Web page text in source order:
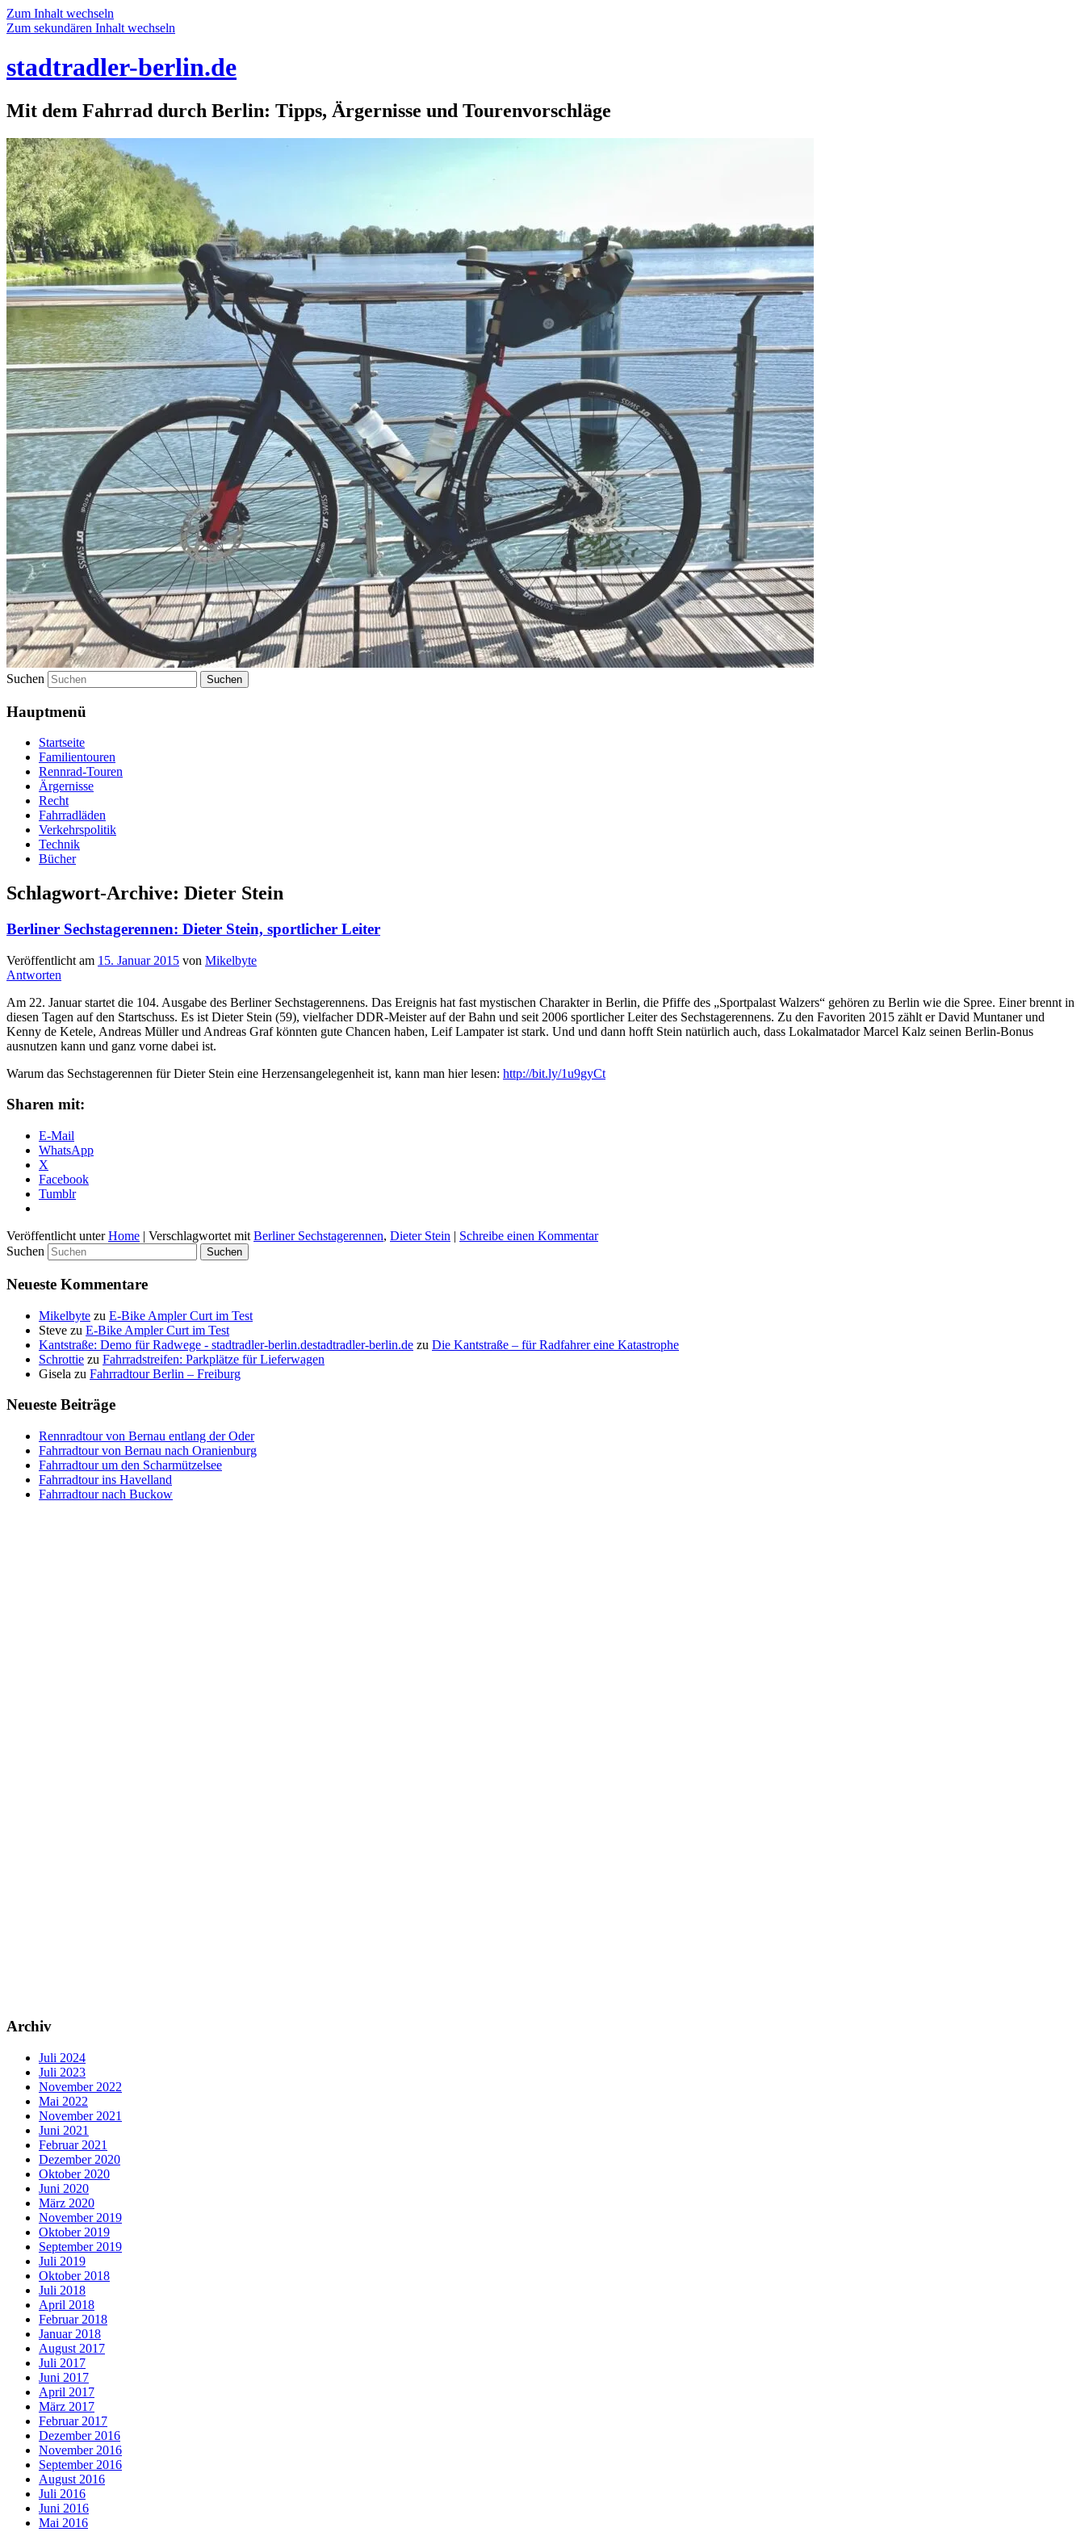
Zum Inhalt wechseln
Zum sekundären Inhalt wechseln
stadtradler-berlin.de
Mit dem Fahrrad durch Berlin: Tipps, Ärgernisse und Tourenvorschläge
Suchen
Hauptmenü
Startseite
Familientouren
Rennrad-Touren
Ärgernisse
Recht
Fahrradläden
Verkehrspolitik
Technik
Bücher
Schlagwort-Archive: Dieter Stein
Berliner Sechstagerennen: Dieter Stein, sportlicher Leiter
Veröffentlicht am 15. Januar 2015 von Mikelbyte
Antworten
Am 22. Januar startet die 104. Ausgabe des Berliner Sechstagerennens. Das Ereignis hat fast mystischen Charakter in Berlin, die Pfiffe des „Sportpalast Walzers“ gehören zu Berlin wie die Spree. Einer brennt in
diesen Tagen auf den Startschuss. Es ist Dieter Stein (59), vielfacher DDR-Meister auf der Bahn und seit 2006 sportlicher Leiter des Sechstagerennens. Zu den Favoriten 2015 zählt er David Muntaner und
Kenny de Ketele, Andreas Müller und Andreas Graf könnten gute Chancen haben, Leif Lampater ist stark. Und und dann hofft Stein natürlich auch, dass Lokalmatador Marcel Kalz seinen Berlin-Bonus
ausnutzen kann und ganz vorne dabei ist.
Warum das Sechstagerennen für Dieter Stein eine Herzensangelegenheit ist, kann man hier lesen: http://bit.ly/1u9gyCt
Sharen mit:
E-Mail
WhatsApp
X
Facebook
Tumblr
Veröffentlicht unter Home | Verschlagwortet mit Berliner Sechstagerennen, Dieter Stein | Schreibe einen Kommentar
Suchen
Neueste Kommentare
Mikelbyte zu E-Bike Ampler Curt im Test
Steve zu E-Bike Ampler Curt im Test
Kantstraße: Demo für Radwege - stadtradler-berlin.destadtradler-berlin.de zu Die Kantstraße – für Radfahrer eine Katastrophe
Schrottie zu Fahrradstreifen: Parkplätze für Lieferwagen
Gisela zu Fahrradtour Berlin – Freiburg
Neueste Beiträge
Rennradtour von Bernau entlang der Oder
Fahrradtour von Bernau nach Oranienburg
Fahrradtour um den Scharmützelsee
Fahrradtour ins Havelland
Fahrradtour nach Buckow
Archiv
Juli 2024
Juli 2023
November 2022
Mai 2022
November 2021
Juni 2021
Februar 2021
Dezember 2020
Oktober 2020
Juni 2020
März 2020
November 2019
Oktober 2019
September 2019
Juli 2019
Oktober 2018
Juli 2018
April 2018
Februar 2018
Januar 2018
August 2017
Juli 2017
Juni 2017
April 2017
März 2017
Februar 2017
Dezember 2016
November 2016
September 2016
August 2016
Juli 2016
Juni 2016
Mai 2016